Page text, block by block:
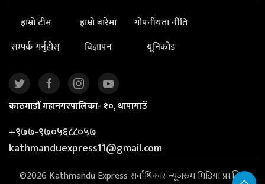
हाम्रो टीम हाम्रो बारेमा
गोपनीयता नीति
सम्पर्क गर्नुहोस्
विज्ञापन यूनिकोड
काठमाडौं महानगरपालिका- १०, थापागाउँ
+९७७-९७०५६८८०५७
kathmanduexpress11@gmail.com
©2026 Kathmandu Express सर्वाधिकार न्यूजरुम मिडिया प्रा.लि. |